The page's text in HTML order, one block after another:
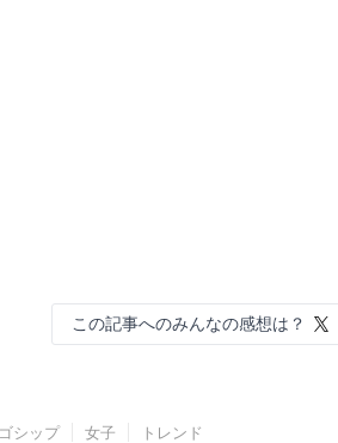
この記事へのみんなの感想は？
ゴシップ 女子 トレンド